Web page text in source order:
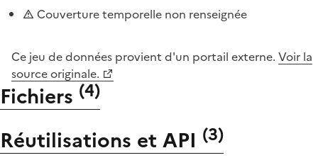
Couverture temporelle non renseignée
Ce jeu de données provient d'un portail externe. Voir la
source originale.
Fichiers (4)
Réutilisations et API (3)